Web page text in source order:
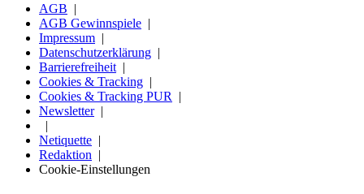
AGB
AGB Gewinnspiele
Impressum
Datenschutzerklärung
Barrierefreiheit
Cookies & Tracking
Cookies & Tracking PUR
Newsletter
Netiquette
Redaktion
Cookie-Einstellungen